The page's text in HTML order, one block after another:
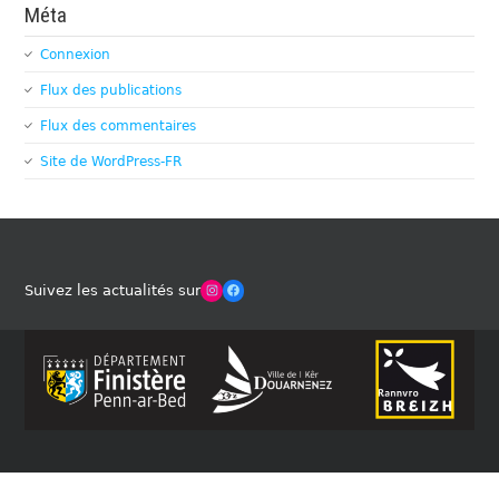
Méta
Connexion
Flux des publications
Flux des commentaires
Site de WordPress-FR
Suivez les actualités surWinches Club OfficielFacebook